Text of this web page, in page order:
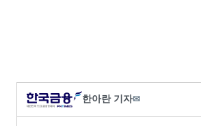
한아란 기자✉